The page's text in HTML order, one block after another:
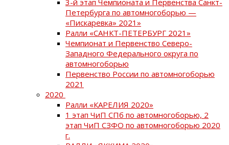
Петербурга по автомногоборью —
«Пискаревка» 2021»
Ралли «САНКТ-ПЕТЕРБУРГ 2021»
Чемпионат и Первенство Северо-
Западного Федерального округа по
автомногоборью
Первенство России по автомногоборью
2021
2020
Ралли «КАРЕЛИЯ 2020»
1 этап ЧиП СПб по автомногоборью, 2
этап ЧиП СЗФО по автомногоборью 2020
г.